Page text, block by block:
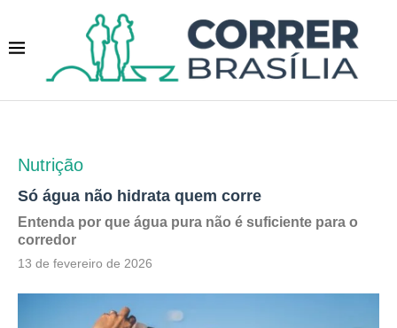
Nutrição
Só água não hidrata quem corre
Entenda por que água pura não é suficiente para o
corredor
13 de fevereiro de 2026